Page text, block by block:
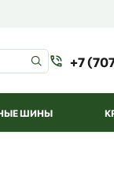
+7
ШИНЫ